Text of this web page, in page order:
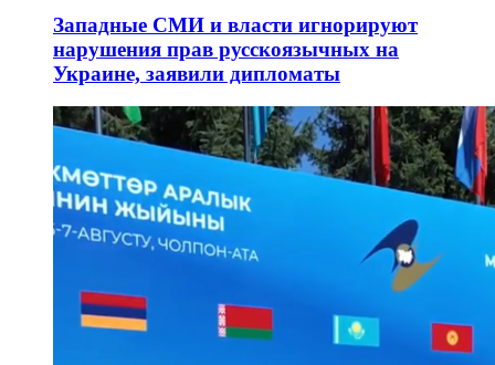
Западные СМИ и власти игнорируют
нарушения прав русскоязычных на
Украине, заявили дипломаты